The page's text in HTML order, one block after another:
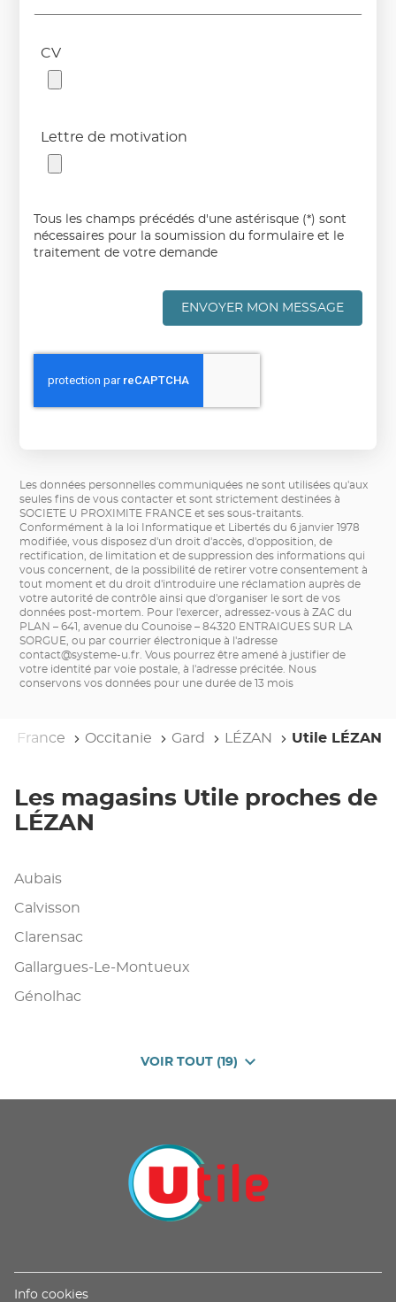
CV
Lettre de motivation
Tous les champs précédés d'une astérisque (*) sont
nécessaires pour la soumission du formulaire et le
traitement de votre demande
ENVOYER MON MESSAGE
Les données personnelles communiquées ne sont utilisées qu'aux
seules fins de vous contacter et sont strictement destinées à
SOCIETE U PROXIMITE FRANCE et ses sous-traitants.
Conformément à la loi Informatique et Libertés du 6 janvier 1978
modifiée, vous disposez d'un droit d'accès, d'opposition, de
rectification, de limitation et de suppression des informations qui
vous concernent, de la possibilité de retirer votre consentement à
tout moment et du droit d'introduire une réclamation auprès de
votre autorité de contrôle ainsi que d'organiser le sort de vos
données post-mortem. Pour l'exercer, adressez-vous à ZAC du
PLAN – 641, avenue du Counoise – 84320 ENTRAIGUES SUR LA
SORGUE, ou par courrier électronique à l'adresse
contact@systeme-u.fr . Vous pourrez être amené à justifier de
votre identité par voie postale, à l'adresse précitée. Nous
conservons vos données pour une durée de 13 mois
France Occitanie Gard LÉZAN Utile LÉZAN
Les magasins Utile proches de
LÉZAN
Aubais
Calvisson
Clarensac
Gallargues-Le-Montueux
Génolhac
VOIR TOUT (19)
DE
DE
U
PROXIMITÉ
UTILE
Info cookies(ouvre